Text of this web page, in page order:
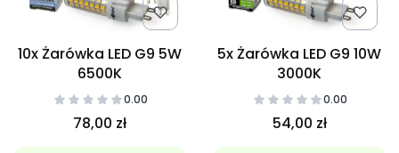
10x Żarówka LED G9 5W
6500K
0.00
78,00 zł
5x Żarówka LED G9 10W
3000K
0.00
54,00 zł